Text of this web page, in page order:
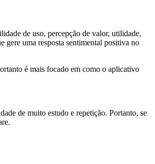
de uso, percepção de valor, utilidade,
gere uma resposta sentimental positiva no
é mais focado em como o aplicativo
de muito estudo e repetição. Portanto, se